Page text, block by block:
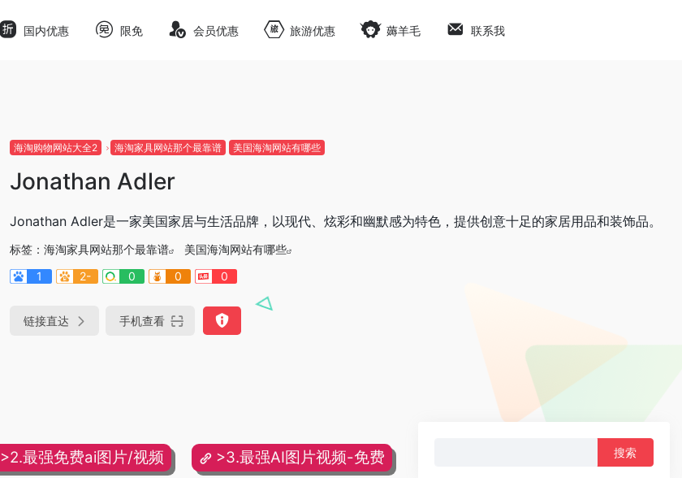
国内优惠 限免 会员优惠 旅游优惠 薅羊毛 联系我
海淘购物网站大全2 海淘家具网站那个最靠谱 美国海淘网站有哪些
Jonathan Adler
Jonathan Adler是一家美国家居与生活品牌，以现代、炫彩和幽默感为特色，提供创意十足的家居用品和装饰品。
标签： 海淘家具网站那个最靠谱
美国海淘网站有哪些
1
2- 0 0 0
链接直达 手机查看
>2.最强免费ai图片/视频 >3.最强AI图片视频-免费